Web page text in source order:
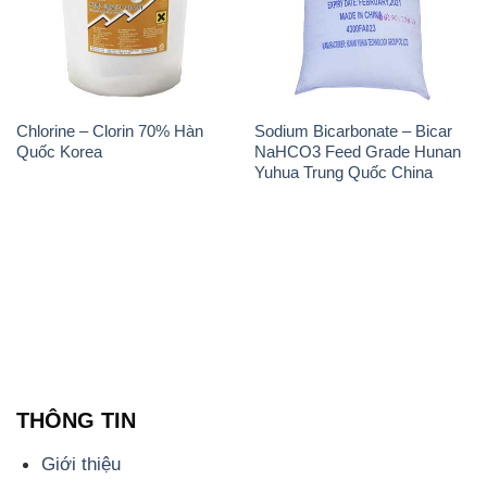
Chlorine – Clorin 70% Hàn
Quốc Korea
Sodium Bicarbonate – Bicar
NaHCO3 Feed Grade Hunan
Yuhua Trung Quốc China
THÔNG TIN
Giới thiệu